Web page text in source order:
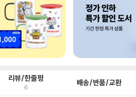
리뷰/한줄평
6 배송/반품/교환